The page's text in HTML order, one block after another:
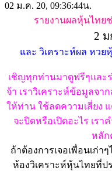
02 ม.ค. 20, 09:36:44น.
รายงานผลหุ้นไทย
2 ม
และ วิเคราะห์ผล หวย
เชิญทุกท่านมาดูฟรีๆและ
จ้า เราวิเคราะห์ข้อมูลจา
ให้ท่าน ใช้ลดความเสี่ยง
จะปิดหรือเปิดอะไร เร
หลัก
ถ้าต้องการเจอเพื่อนเก่า
ห้องวิเคราะห์หุ้นไทยที่ป